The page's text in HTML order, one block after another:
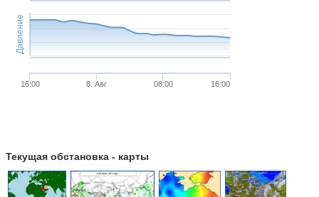
Давление
16:00 8. Авг 08:00 16:00
Текущая обстановка - карты